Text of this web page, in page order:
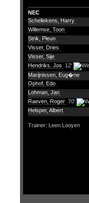
NEC
Schellekens, Harry
Willemse, Toon
Strik, Pleun
Visser, Dries
Visser, Sije
Hendriks, Jos
12'
Marijnissen, Eug�ne
Ophof, Edo
Lohman, Jan
Raeven, Roger 70'
Helsper, Albert
Trainer: Leen Looyen